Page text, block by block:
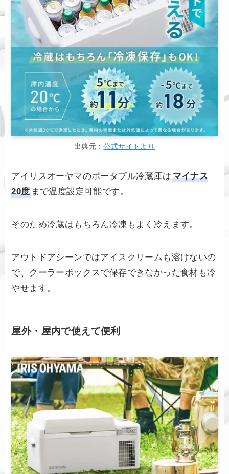
出典元：公式サイトより
アイリスオーヤマのポータブル冷蔵庫はマイナス
20度まで温度設定可能です。
そのため冷蔵はもちろん冷凍もよく冷えます。
アウトドアシーンではアイスクリームも溶けないの
で、クーラーボックスで保存できなかった食材も冷
やせます。
屋外・屋内で使えて便利